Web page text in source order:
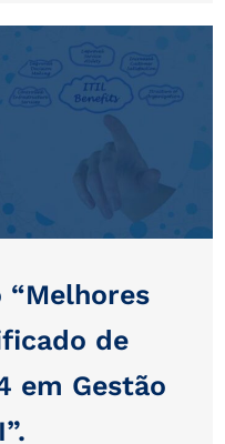
de
em Gestão